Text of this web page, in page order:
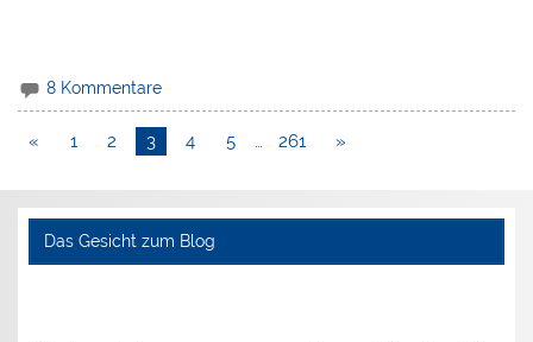
8 Kommentare
« 1 2 3 4 5 … 261 »
Das Gesicht zum Blog